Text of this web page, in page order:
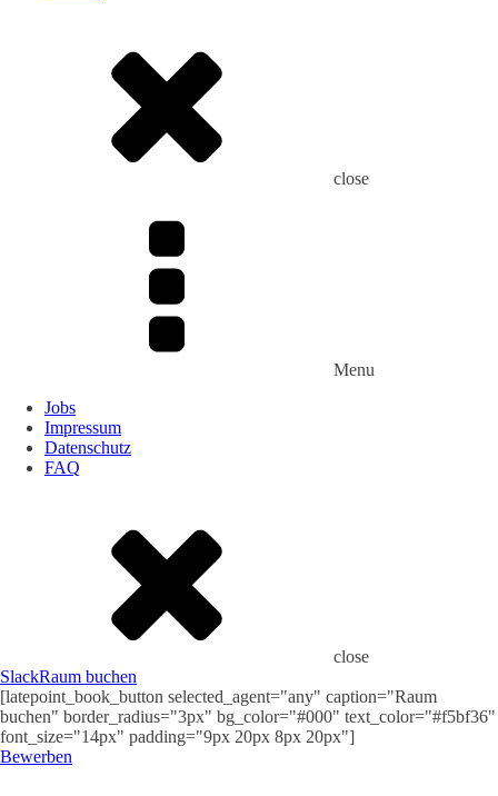
close
Menu
Jobs
Impressum
Datenschutz
FAQ
close
SlackRaum buchen
[latepoint_book_button selected_agent="any" caption="Raum
buchen" border_radius="3px" bg_color="#000" text_color="#f5bf36"
font_size="14px" padding="9px 20px 8px 20px"]
Bewerben